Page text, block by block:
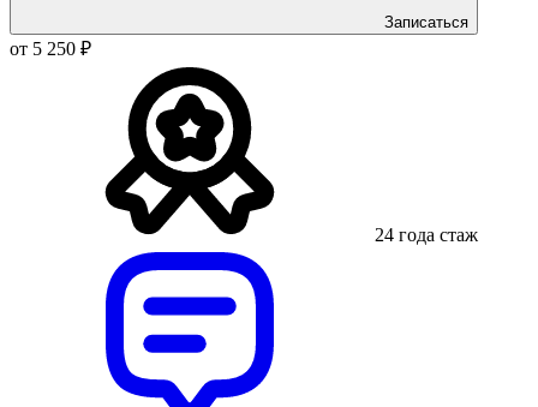
Записаться
от 5 250 ₽
24 года стаж